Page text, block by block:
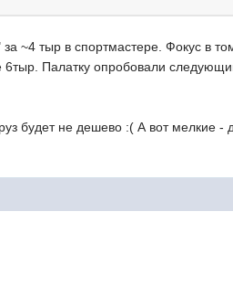
~4 тыр в спортмастере. Фокус в
6тыр. Палатку опробовали
будет не дешево :( А вот